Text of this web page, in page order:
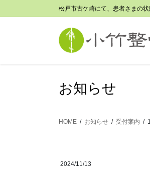
ン
ビ
松戸市古ケ崎にて、患者さまの
お知らせ
HOME お知らせ 受付案内
2024/11/13